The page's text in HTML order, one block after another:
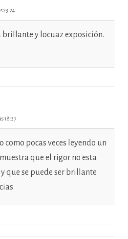
23:24
brillante y locuaz exposición.
18:37
como pocas veces leyendo un
que el rigor no esta
que se puede ser brillante